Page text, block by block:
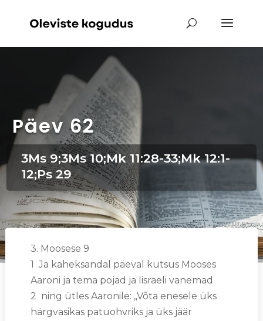
Päev 62
3Ms 9;3Ms 10;Mk 11:28-33;Mk 12:1-
12;Ps 29
3. Moosese 9
1 Ja kaheksandal päeval kutsus Mooses
Aaroni ja tema pojad ja Iisraeli vanemad
2 ning ütles Aaronile: „Võta enesele üks
härgvasikas patuohvriks ja üks jäär